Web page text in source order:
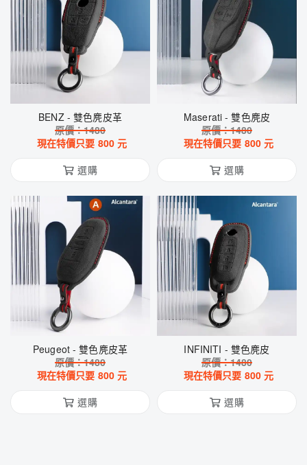
BENZ - 雙色麂皮革
原價：1480
現在特價只要 800 元
選購
Maserati - 雙色麂皮
原價：1480
現在特價只要 800 元
選購
Peugeot - 雙色麂皮革
原價：1480
現在特價只要 800 元
選購
INFINITI - 雙色麂皮
原價：1480
現在特價只要 800 元
選購